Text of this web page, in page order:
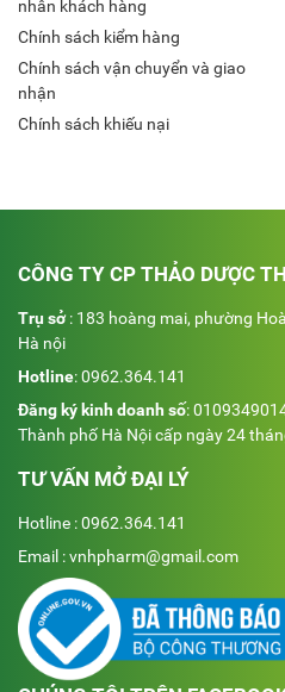
nhân khách hàng
Chính sách kiểm hàng
Chính sách vận chuyển và giao
nhận
Chính sách khiếu nại
CÔNG TY CP THẢO DƯỢC
Trụ sở: 183 hoàng mai, phường
Hà nội
Hotline:0962.364.141
Đăng ký kinh doanh số:
Thành phố Hà Nội cấp ngày 24
TƯ VẤN MỞ ĐẠI LÝ
Hotline : 0962.364.141
Email : vnhpharm@gmail.com